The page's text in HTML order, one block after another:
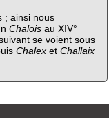
; ainsi nous
Chaloisau XIV°
se voient sous
Chalexet Challaix